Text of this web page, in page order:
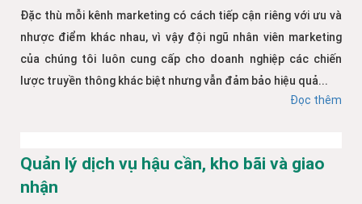
Đặc thù mỗi kênh marketing có cách tiếp cận riêng với ưu và
nhược điểm khác nhau, vì vậy đội ngũ nhân viên marketing
của chúng tôi luôn cung cấp cho doanh nghiệp các chiến
lược truyền thông khác biệt nhưng vẫn đảm bảo hiệu quả...
Đọc thêm
Quản lý dịch vụ hậu cần, kho bãi và giao
nhận